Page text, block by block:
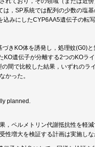
，SP系統では配列の少数の塩
みにしたCYP6AA5遺伝子の転
きKO体を誘発し，処理蚊(G0)
遺伝子が分離する2つのKOラ
間で比較した結果，いずれのラ
かった。
planned.
ペルメトリン代謝抵抗性を軽
増大を検証する計画は実施しな